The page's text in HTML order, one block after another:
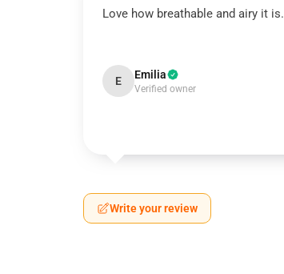
Love how breathable and airy it is.
E Emilia
Verified owner
Write your review